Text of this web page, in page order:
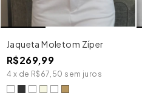
Jaqueta Moletom Zíper
R$269,99
4 x de R$67,50 sem juros